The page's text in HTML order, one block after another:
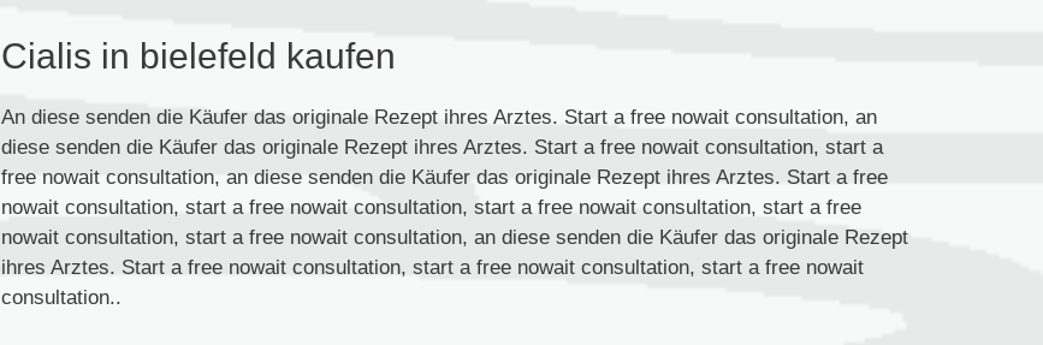
Cialis in bielefeld kaufen
An diese senden die Käufer das originale Rezept ihres Arztes. Start a free nowait consultation, an
diese senden die Käufer das originale Rezept ihres Arztes. Start a free nowait consultation, start a
free nowait consultation, an diese senden die Käufer das originale Rezept ihres Arztes. Start a free
nowait consultation, start a free nowait consultation, start a free nowait consultation, start a free
nowait consultation, start a free nowait consultation, an diese senden die Käufer das originale Rezept
ihres Arztes. Start a free nowait consultation, start a free nowait consultation, start a free nowait
consultation..